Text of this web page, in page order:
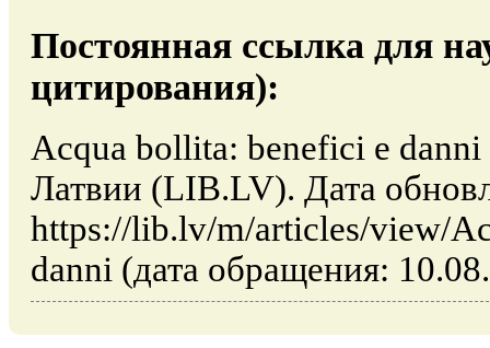
Постоянная ссылка для
цитирования):
Acqua bollita: benefici e danni
Латвии (LIB.LV). Дата
https://lib.lv/m/articles/view/
danni (дата обращения: